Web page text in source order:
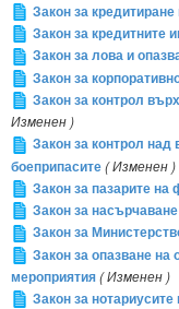
Закон за
Закон за кредитните
Закон за лова и
Закон за
Закон за контрол
Изменен )
Закон за контрол над
боеприпасите( Изменен )
Закон за пазарите
Закон за
Закон за
Закон за опазване
мероприятия( Изменен )
Закон за